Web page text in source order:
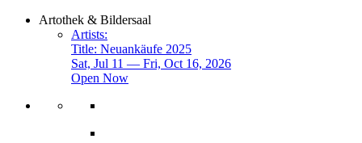
Artothek & Bildersaal
Artists:
Title: Neuankäufe 2025
Sat, Jul 11 — Fri, Oct 16, 2026
Open Now